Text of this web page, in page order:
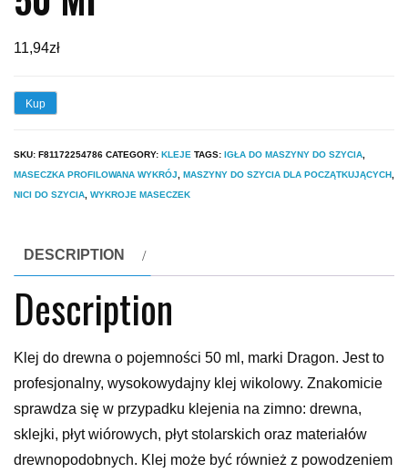
11,94zł
Kup
SKU: F81172254786 CATEGORY: KLEJE TAGS: IGŁA DO MASZYNY DO SZYCIA
MASECZKA PROFILOWANA WYKRÓJ
MASZYNY DO SZYCIA DLA POCZĄTKUJĄCYCH
NICI DO SZYCIA WYKROJE MASECZEK
DESCRIPTION
Description
Klej do drewna o pojemności 50 ml, marki Dragon. Jest to
profesjonalny, wysokowydajny klej wikolowy. Znakomicie
sprawdza się w przypadku klejenia na zimno: drewna,
sklejki, płyt wiórowych, płyt stolarskich oraz materiałów
drewnopodobnych. Klej może być również z powodzeniem